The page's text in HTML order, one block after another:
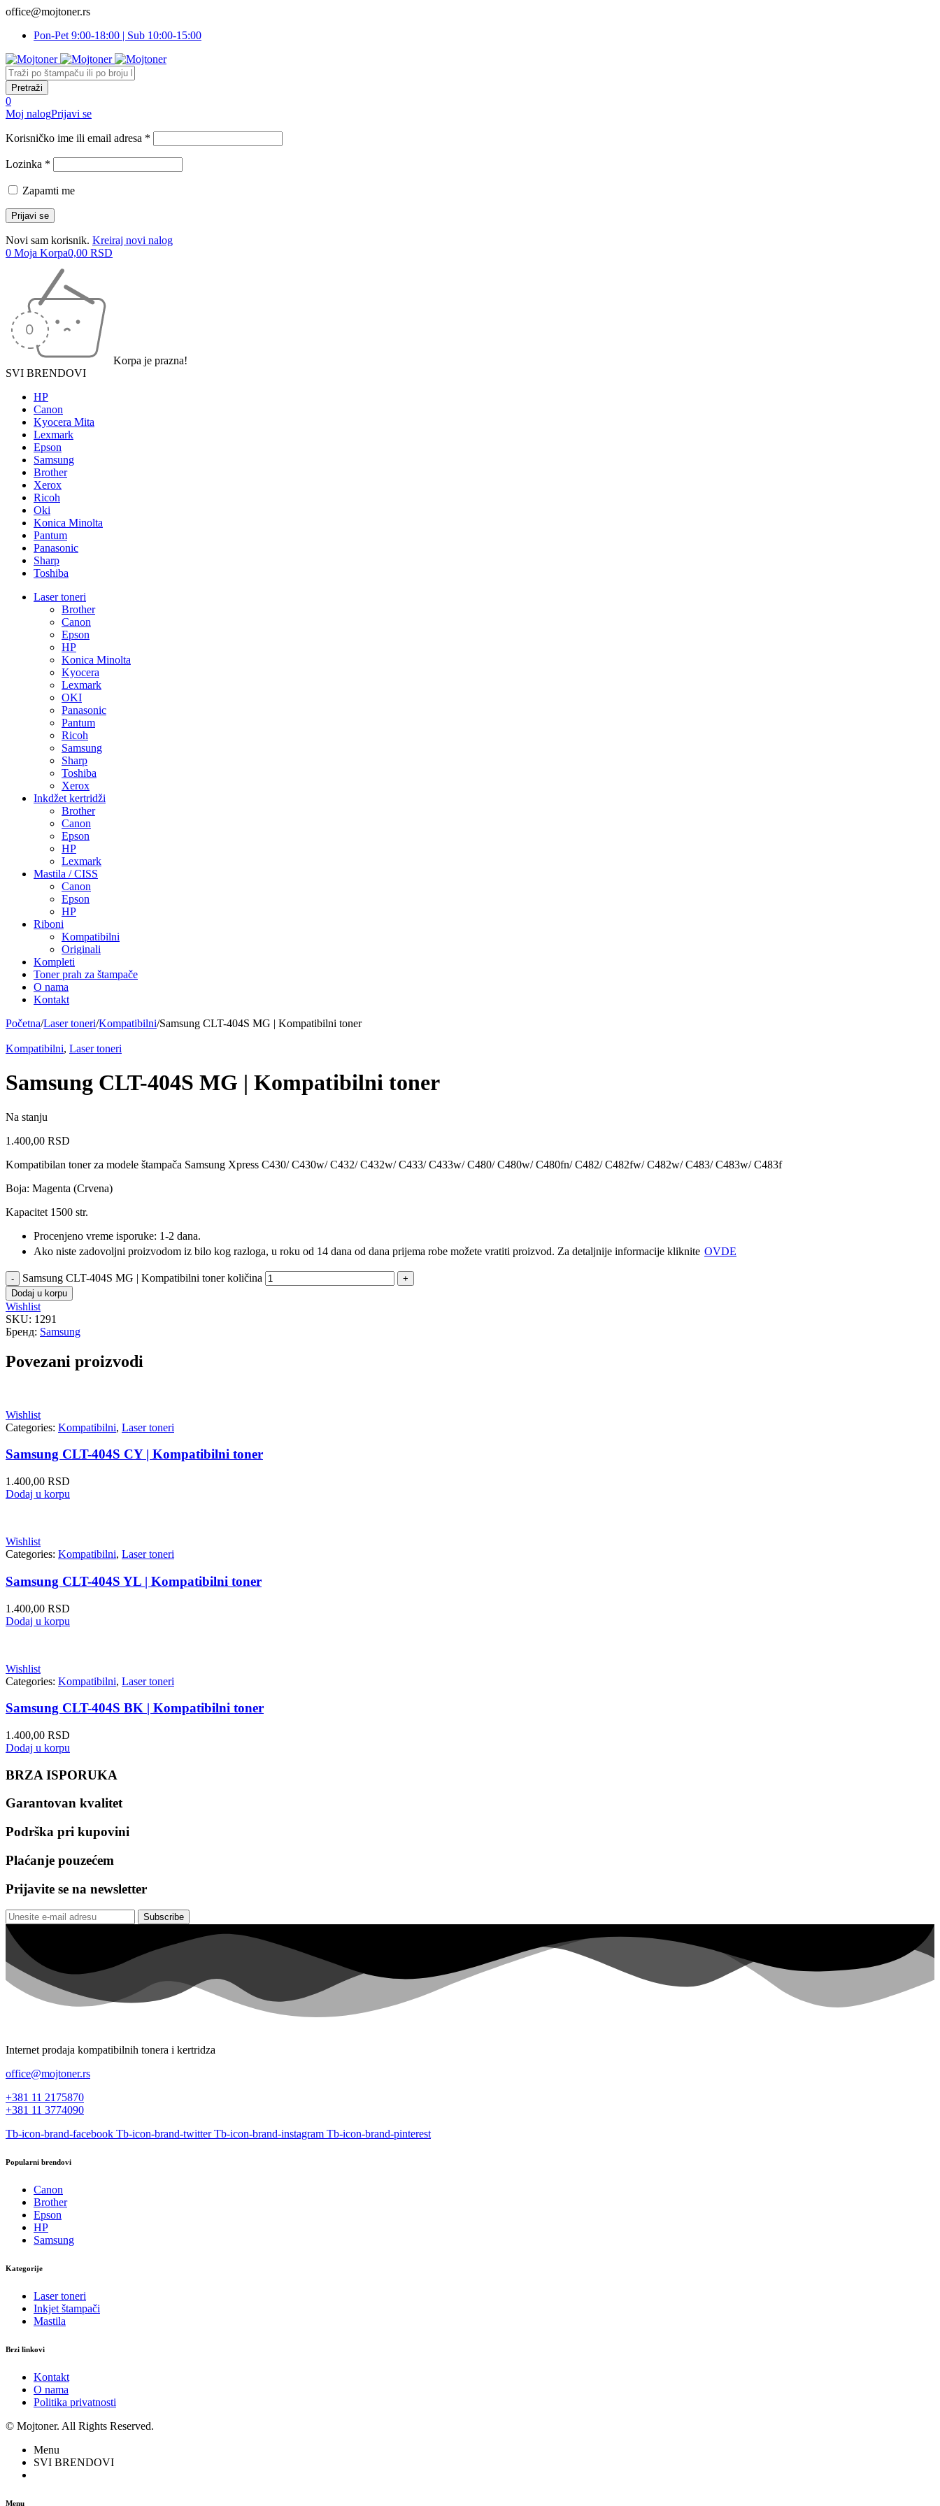
office@mojtoner.rs
Pon-Pet 9:00-18:00 | Sub 10:00-15:00
0
Moj nalogPrijavi se
Korisničko ime ili email adresa *
Lozinka *
Zapamti me
Novi sam korisnik. Kreiraj novi nalog
0 Moja Korpa0,00 RSD
Korpa je prazna!
SVI BRENDOVI
HP
Canon
Kyocera Mita
Lexmark
Epson
Samsung
Brother
Xerox
Ricoh
Oki
Konica Minolta
Pantum
Panasonic
Sharp
Toshiba
Laser toneri
Brother
Canon
Epson
HP
Konica Minolta
Kyocera
Lexmark
OKI
Panasonic
Pantum
Ricoh
Samsung
Sharp
Toshiba
Xerox
Inkdžet kertridži
Brother
Canon
Epson
HP
Lexmark
Mastila / CISS
Canon
Epson
HP
Riboni
Kompatibilni
Originali
Kompleti
Toner prah za štampače
O nama
Kontakt
Početna/Laser toneri/Kompatibilni/Samsung CLT-404S MG | Kompatibilni toner
Kompatibilni, Laser toneri
Samsung CLT-404S MG | Kompatibilni toner
Na stanju
1.400,00 RSD
Kompatibilan toner za modele štampača Samsung Xpress C430/ C430w/ C432/ C432w/ C433/ C433w/ C480/ C480w/ C480fn/ C482/ C482fw/ C482w/ C483/ C483w/ C483f
Boja: Magenta (Crvena)
Kapacitet 1500 str.
Procenjeno vreme isporuke: 1-2 dana.
Ako niste zadovoljni proizvodom iz bilo kog razloga, u roku od 14 dana od dana prijema robe možete vratiti proizvod. Za detaljnije informacije kliknite OVDE
Samsung CLT-404S MG | Kompatibilni toner količina
Dodaj u korpu
Wishlist
SKU: 1291
Бренд: Samsung
Povezani proizvodi
Wishlist
Categories: Kompatibilni, Laser toneri
Samsung CLT-404S CY | Kompatibilni toner
1.400,00 RSD
Dodaj u korpu
Wishlist
Categories: Kompatibilni, Laser toneri
Samsung CLT-404S YL | Kompatibilni toner
1.400,00 RSD
Dodaj u korpu
Wishlist
Categories: Kompatibilni, Laser toneri
Samsung CLT-404S BK | Kompatibilni toner
1.400,00 RSD
Dodaj u korpu
BRZA ISPORUKA
Garantovan kvalitet
Podrška pri kupovini
Plaćanje pouzećem
Prijavite se na newsletter
Subscribe
Internet prodaja kompatibilnih tonera i kertridza
office@mojtoner.rs
+381 11 2175870
+381 11 3774090
Tb-icon-brand-facebook Tb-icon-brand-twitter Tb-icon-brand-instagram Tb-icon-brand-pinterest
Popularni brendovi
Canon
Brother
Epson
HP
Samsung
Kategorije
Laser toneri
Inkjet štampači
Mastila
Brzi linkovi
Kontakt
O nama
Politika privatnosti
© Mojtoner. All Rights Reserved.
Menu
SVI BRENDOVI
Menu